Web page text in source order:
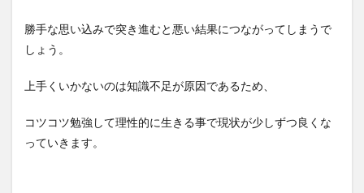
勝手な思い込みで突き進むと悪い結果につながってしまうで
しょう。
上手くいかないのは知識不足が原因であるため、
コツコツ勉強して理性的に生きる事で現状が少しずつ良くな
っていきます。